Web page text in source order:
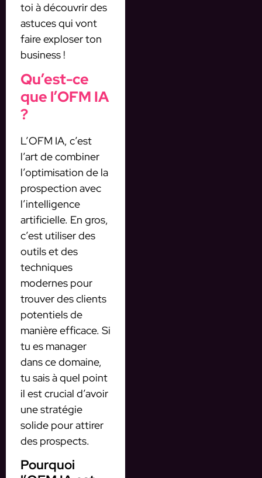
toi à découvrir des
astuces qui vont
faire exploser ton
business !
Qu’est-ce
que l’OFM IA
?
L’OFM IA, c’est
l’art de combiner
l’optimisation de la
prospection avec
l’intelligence
artificielle. En gros,
c’est utiliser des
outils et des
techniques
modernes pour
trouver des clients
potentiels de
manière efficace. Si
tu es manager
dans ce domaine,
tu sais à quel point
il est crucial d’avoir
une stratégie
solide pour attirer
des prospects.
Pourquoi